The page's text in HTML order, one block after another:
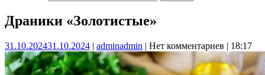
Драники «Золотистые»
31.10.202431.10.2024 | adminadmin | Нет комментариев | 18:17